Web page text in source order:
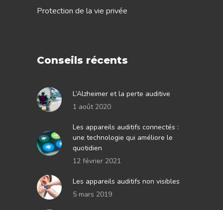
Protection de la vie privée
Conseils récents
L’Alzheimer et la perte auditive
1 août 2020
Les appareils auditifs connectés :
une technologie qui améliore le
quotidien
12 février 2021
Les appareils auditifs non visibles
5 mars 2019